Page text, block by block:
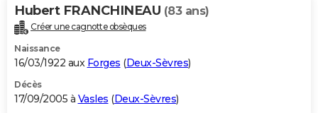
Hubert FRANCHINEAU (83 ans)
Créer une cagnotte obsèques
Naissance
16/03/1922 aux Forges (Deux-Sèvres)
Décès
17/09/2005 à Vasles (Deux-Sèvres)